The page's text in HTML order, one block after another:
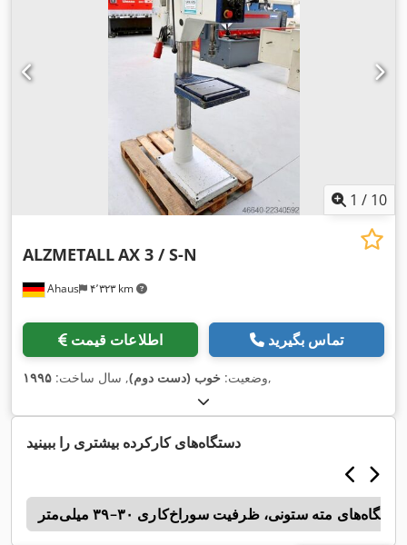
1 / 10
Ahaus ۴٬۳۲۳ km
ALZMETALLAX 3 / S-N
اطلاعات قیمت تماس بگیرید
وضعیت: خوب (دست دوم), سال ساخت: ۱۹۹۵ ,
دستگاه‌های کارکرده بیشتری را ببینید
دستگاه‌های مته ستونی، ظرفیت سوراخ‌کاری ۳۰–۳۹ میلی‌متر